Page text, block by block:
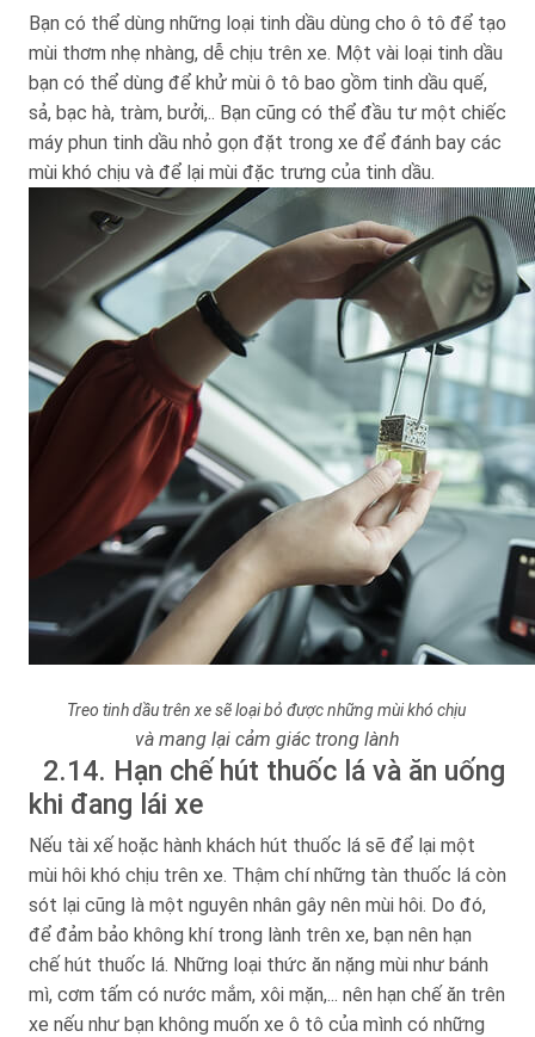
Bạn có thể dùng những loại tinh dầu dùng cho ô tô để tạo
mùi thơm nhẹ nhàng, dễ chịu trên xe. Một vài loại tinh dầu
bạn có thể dùng để khử mùi ô tô bao gồm tinh dầu quế,
sả, bạc hà, tràm, bưởi,.. Bạn cũng có thể đầu tư một chiếc
máy phun tinh dầu nhỏ gọn đặt trong xe để đánh bay các
mùi khó chịu và để lại mùi đặc trưng của tinh dầu.
Treo tinh dầu trên xe sẽ loại bỏ được những mùi khó chịu
và mang lại cảm giác trong lành
2.14. Hạn chế hút thuốc lá và ăn uống
khi đang lái xe
Nếu tài xế hoặc hành khách hút thuốc lá sẽ để lại một
mùi hôi khó chịu trên xe. Thậm chí những tàn thuốc lá còn
sót lại cũng là một nguyên nhân gây nên mùi hôi. Do đó,
để đảm bảo không khí trong lành trên xe, bạn nên hạn
chế hút thuốc lá. Những loại thức ăn nặng mùi như bánh
mì, cơm tấm có nước mắm, xôi mặn,... nên hạn chế ăn trên
xe nếu như bạn không muốn xe ô tô của mình có những